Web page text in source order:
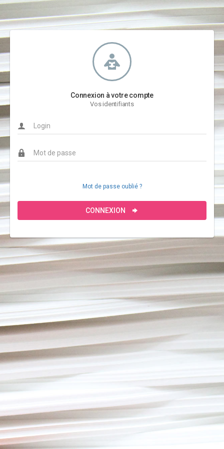
Connexion à votre compte
Vos identifiants
Mot de passe oublié ?
CONNEXION